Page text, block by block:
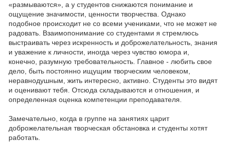
«размываются», а у студентов снижаются понимание и
ощущение значимости, ценности творчества. Однако
подобное происходит не со всеми учениками, что не может не
радовать. Взаимопонимание со студентами я стремлюсь
выстраивать через искренность и доброжелательность, знания
и уважение к личности, иногда через чувство юмора и,
конечно, разумную требовательность. Главное - любить свое
дело, быть постоянно ищущим творческим человеком,
неравнодушным, жить интересно, активно. Студенты это видят
и оценивают тебя. Отсюда складываются и отношения, и
определенная оценка компетенции преподавателя.
Замечательно, когда в группе на занятиях царит
доброжелательная творческая обстановка и студенты хотят
работать.